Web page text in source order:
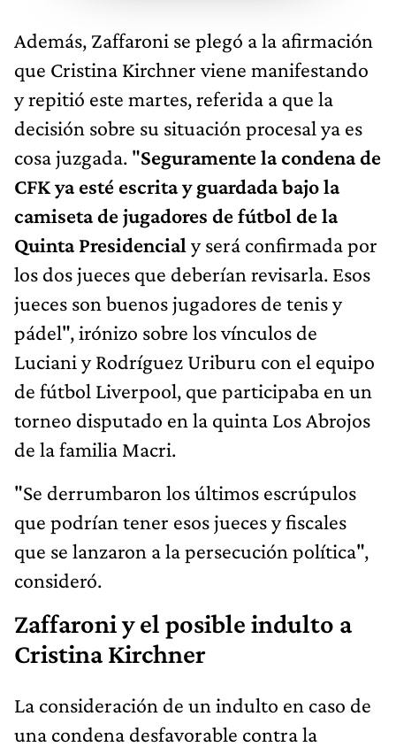
Además, Zaffaroni se plegó a la afirmación
que Cristina Kirchner viene manifestando
y repitió este martes, referida a que la
decisión sobre su situación procesal ya es
cosa juzgada. "Seguramente la condena de
CFK ya esté escrita y guardada bajo la
camiseta de jugadores de fútbol de la
Quinta Presidencial y será confirmada por
los dos jueces que deberían revisarla. Esos
jueces son buenos jugadores de tenis y
pádel", irónizo sobre los vínculos de
Luciani y Rodríguez Uriburu con el equipo
de fútbol Liverpool, que participaba en un
torneo disputado en la quinta Los Abrojos
de la familia Macri.
"Se derrumbaron los últimos escrúpulos
que podrían tener esos jueces y fiscales
que se lanzaron a la persecución política",
consideró.
Zaffaroni y el posible indulto a
Cristina Kirchner
La consideración de un indulto en caso de
una condena desfavorable contra la